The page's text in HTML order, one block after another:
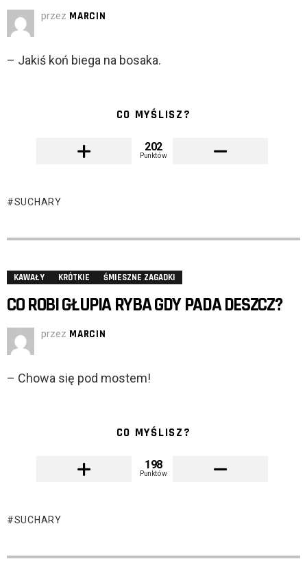
przez MARCIN
– Jakiś koń biega na bosaka.
CO MYŚLISZ?
202
Punktów
SUCHARY
KAWAŁY KRÓTKIE ŚMIESZNE ZAGADKI
CO ROBI GŁUPIA RYBA GDY PADA DESZCZ?
przez MARCIN
– Chowa się pod mostem!
CO MYŚLISZ?
198
Punktów
SUCHARY